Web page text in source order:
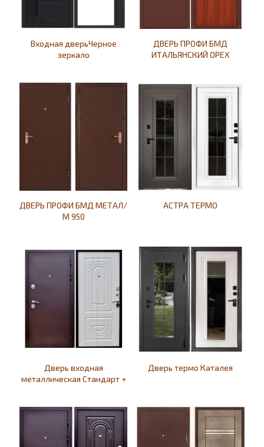
Входная дверьЧерное
зеркало
ДВЕРЬ ПРОФИ БМД
ИТАЛЬЯНСКИЙ ОРЕХ
ДВЕРЬ ПРОФИ БМД МЕТАЛ/
М 950
АСТРА ТЕРМО
Дверь входная
металлическая Стандарт +
Дверь термо Каталея